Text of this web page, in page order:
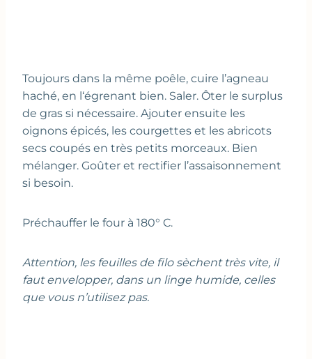
Toujours dans la même poêle, cuire l’agneau
haché, en l‘égrenant bien. Saler. Ôter le surplus
de gras si nécessaire. Ajouter ensuite les
oignons épicés, les courgettes et les abricots
secs coupés en très petits morceaux. Bien
mélanger. Goûter et rectifier l’assaisonnement
si besoin.
Préchauffer le four à 180° C.
Attention, les feuilles de filo sèchent très vite, il
faut envelopper, dans un linge humide, celles
que vous n’utilisez pas.